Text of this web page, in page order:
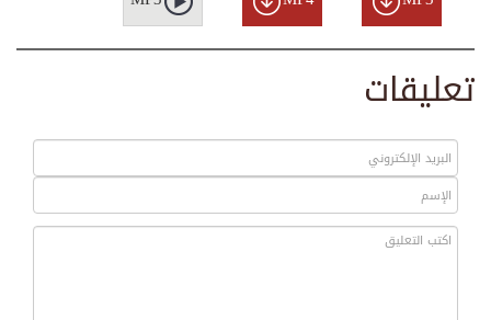
تعليقات